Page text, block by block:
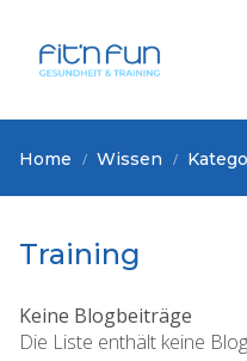
Home Wissen
Training
Keine Blogbeiträge
Die Liste enthält keine